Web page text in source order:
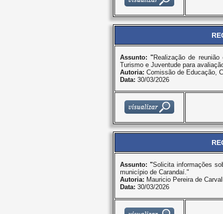
Assunto: "Realização de
Turismo e Juventude para
Autoria: Comissão de Educação,
Data: 30/03/2026
Assunto: "Solicita informações
município de Carandaí."
Autoria: Mauricio Pereira de
Data: 30/03/2026